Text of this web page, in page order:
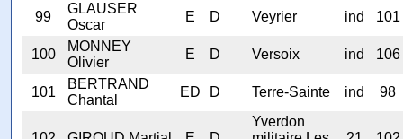
99
GLAUSER
Oscar
E D Veyrier ind 101
100
MONNEY
Olivier
E D Versoix ind 106
101
BERTRAND
Chantal
ED D Terre-Sainte ind 98
Yverdon